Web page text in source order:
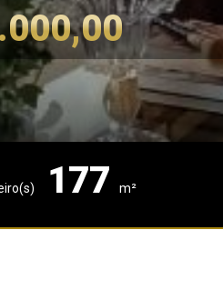
177 m²